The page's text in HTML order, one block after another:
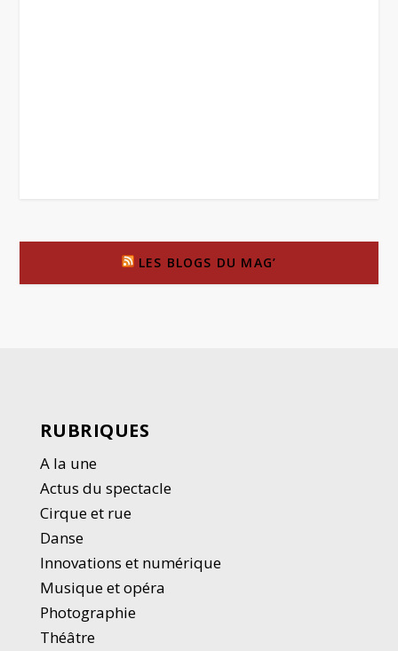
LES BLOGS DU MAG’
RUBRIQUES
A la une
Actus du spectacle
Cirque et rue
Danse
Innovations et numérique
Musique et opéra
Photographie
Théâtre